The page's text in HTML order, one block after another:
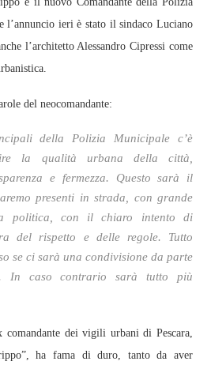
l’annuncio ieri è stato il sindaco Luciano
l’architetto Alessandro Cipressi come
del neocomandante:
della Polizia Municipale c’è
la qualità urbana della città,
e fermezza. Questo sarà il
presenti in strada, con grande
politica, con il chiaro intento di
del rispetto e delle regole. Tutto
se ci sarà una condivisione da parte
In caso contrario sarà tutto più
dei vigili urbani di Pescara,
ha fama di duro, tanto da aver